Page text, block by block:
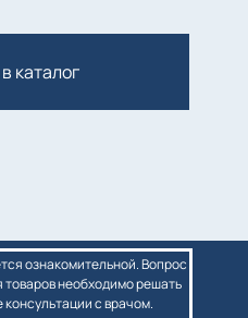
каталог
ознакомительной. Вопрос
необходимо решать
с врачом.